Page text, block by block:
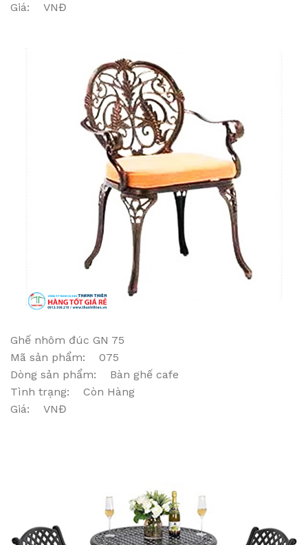
Giá: VNĐ
Ghế nhôm đúc GN 75
Mã sản phẩm: 075
Dòng sản phẩm: Bàn ghế cafe
Tình trạng: Còn Hàng
Giá: VNĐ